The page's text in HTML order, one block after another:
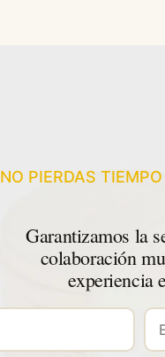
NO PIERDAS
Garantizamos la
colaboración
experiencia